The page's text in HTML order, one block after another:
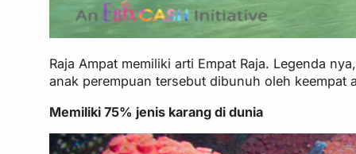
Raja Ampat memiliki arti Empat Raja. Legenda
anak perempuan tersebut dibunuh oleh keempat
Memiliki 75% jenis karang di dunia